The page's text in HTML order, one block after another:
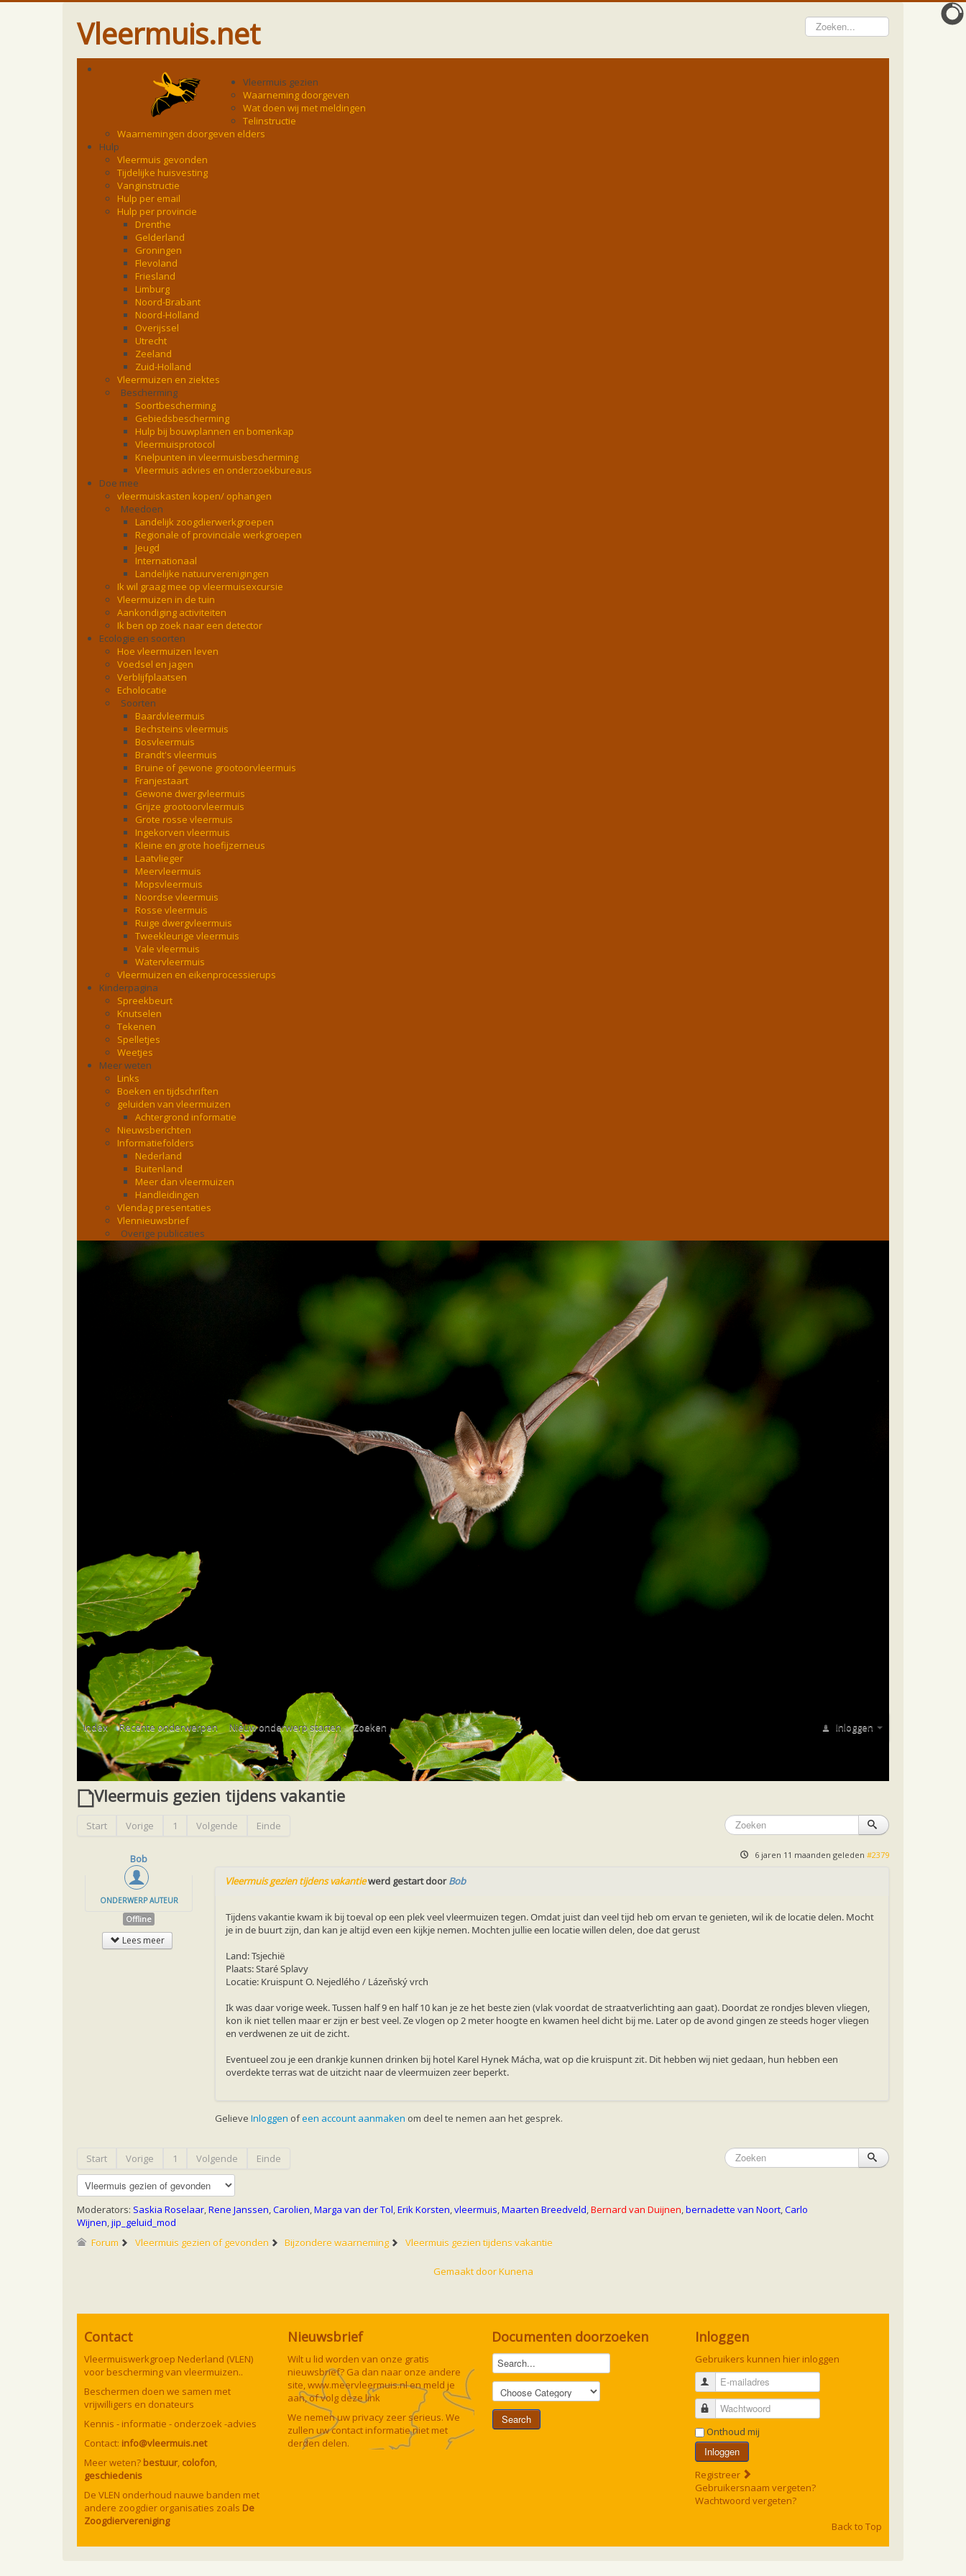
Vleermuis.net
Vleermuis gezien
Waarneming doorgeven
Wat doen wij met meldingen
Telinstructie
Waarnemingen doorgeven elders
Hulp
Vleermuis gevonden
Tijdelijke huisvesting
Vanginstructie
Hulp per email
Hulp per provincie
Drenthe
Gelderland
Groningen
Flevoland
Friesland
Limburg
Noord-Brabant
Noord-Holland
Overijssel
Utrecht
Zeeland
Zuid-Holland
Vleermuizen en ziektes
Bescherming
Soortbescherming
Gebiedsbescherming
Hulp bij bouwplannen en bomenkap
Vleermuisprotocol
Knelpunten in vleermuisbescherming
Vleermuis advies en onderzoekbureaus
Doe mee
vleermuiskasten kopen/ ophangen
Meedoen
Landelijk zoogdierwerkgroepen
Regionale of provinciale werkgroepen
Jeugd
Internationaal
Landelijke natuurverenigingen
Ik wil graag mee op vleermuisexcursie
Vleermuizen in de tuin
Aankondiging activiteiten
Ik ben op zoek naar een detector
Ecologie en soorten
Hoe vleermuizen leven
Voedsel en jagen
Verblijfplaatsen
Echolocatie
Soorten
Baardvleermuis
Bechsteins vleermuis
Bosvleermuis
Brandt's vleermuis
Bruine of gewone grootoorvleermuis
Franjestaart
Gewone dwergvleermuis
Grijze grootoorvleermuis
Grote rosse vleermuis
Ingekorven vleermuis
Kleine en grote hoefijzerneus
Laatvlieger
Meervleermuis
Mopsvleermuis
Noordse vleermuis
Rosse vleermuis
Ruige dwergvleermuis
Tweekleurige vleermuis
Vale vleermuis
Watervleermuis
Vleermuizen en eikenprocessierups
Kinderpagina
Spreekbeurt
Knutselen
Tekenen
Spelletjes
Weetjes
Meer weten
Links
Boeken en tijdschriften
geluiden van vleermuizen
Achtergrond informatie
Nieuwsberichten
Informatiefolders
Nederland
Buitenland
Meer dan vleermuizen
Handleidingen
Vlendag presentaties
Vlennieuwsbrief
Overige publicaties
zoonose info (rabies, corona, etc)
rapporten
Home Forum Vleermuis gezien of gevonden
Index Recente onderwerpen Nieuw onderwerp starten Zoeken Inloggen
Forum Vleermuis gezien of gevonden Bijzondere waarneming Vleermuis gezien tijdens vakantie
Vleermuis gezien tijdens vakantie
Start Vorige 1 Volgende Einde
Bob
ONDERWERP AUTEUR
Offline
Lees meer
6 jaren 11 maanden geleden #2379
Vleermuis gezien tijdens vakantiewerd gestart doorBob
Tijdens vakantie kwam ik bij toeval op een plek veel vleermuizen tegen. Omdat juist dan veel tijd heb om ervan te genieten, wil ik de locatie delen. Mocht
je in de buurt zijn, dan kan je altijd even een kijkje nemen. Mochten jullie een locatie willen delen, doe dat gerust
Land: Tsjechië
Plaats: Staré Splavy
Locatie: Kruispunt O. Nejedlého / Lázeňský vrch
Ik was daar vorige week. Tussen half 9 en half 10 kan je ze het beste zien (vlak voordat de straatverlichting aan gaat). Doordat ze rondjes bleven vliegen,
kon ik niet tellen maar er zijn er best veel. Ze vlogen op 2 meter hoogte en kwamen heel dicht bij me. Later op de avond gingen ze steeds hoger vliegen
en verdwenen ze uit de zicht.
Eventueel zou je een drankje kunnen drinken bij hotel Karel Hynek Mácha, wat op die kruispunt zit. Dit hebben wij niet gedaan, hun hebben een
overdekte terras wat de uitzicht naar de vleermuizen zeer beperkt.
GelieveInloggen ofeen account aanmaken om deel te nemen aan het gesprek.
Start Vorige 1 Volgende Einde
Moderators: Saskia Roselaar,Rene Janssen,Carolien,Marga van der Tol,Erik Korsten,vleermuis,Maarten Breedveld,Bernard van Duijnen,bernadette van Noort,Carlo
Wijnen,jip_geluid_mod
Forum
Vleermuis gezien of gevonden Bijzondere waarneming Vleermuis gezien tijdens vakantie
Gemaakt doorKunena
Contact
Vleermuiswerkgroep Nederland (VLEN)
voor bescherming van vleermuizen..
Beschermen doen we samen met
vrijwilligers en donateurs
Kennis - informatie - onderzoek -advies
Contact: info@vleermuis.net
Meer weten? bestuur, colofon,
geschiedenis
De VLEN onderhoud nauwe banden met
andere zoogdier organisaties zoals De
Zoogdiervereniging
Nieuwsbrief
Wilt u lid worden van onze gratis
nieuwsbrief? Ga dan naar onze andere
site,www.meervleermuis.nlen meld je
aan, of volg dezelink
We nemen uw privacy zeer serieus. We
zullen uw contact informatie niet met
derden delen.
Documenten doorzoeken Inloggen
Gebruikers kunnen hier inloggen
E-mailadres
Wachtwoord
Onthoud mij
Inloggen
Registreer
Gebruikersnaam vergeten?
Wachtwoord vergeten?
Back to Top